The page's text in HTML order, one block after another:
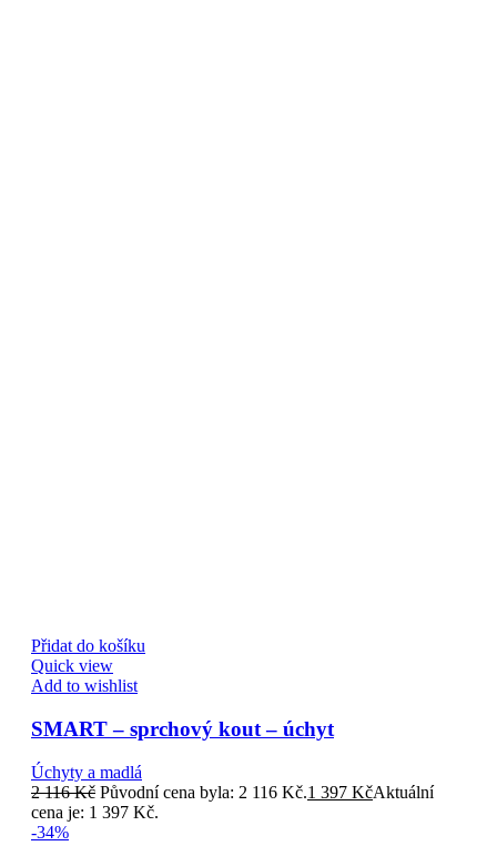
Přidat do košíku
Quick view
Add to wishlist
SMART – sprchový kout – úchyt
Úchyty a madlá
2 116Kč Původní cena byla: 2 116 Kč.1 397 KčAktuální
cena je: 1 397 Kč.
-34%